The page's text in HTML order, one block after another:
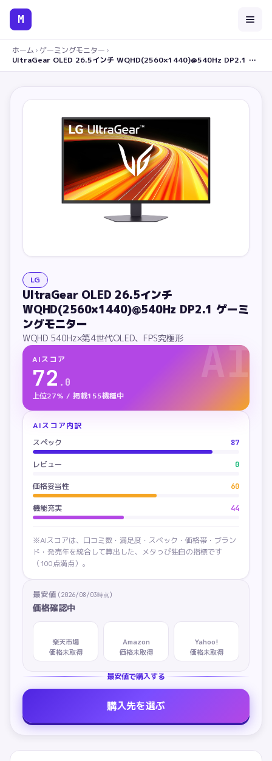
M
ホーム › ゲーミングモニター ›
UltraGear OLED 26.5インチ WQHD(2560×1440)@540Hz DP2.1 ゲーミングモニター
LG
UltraGear OLED 26.5インチ
WQHD(2560×1440)@540Hz DP2.1 ゲーミ
ングモニター
WQHD 540Hz×第4世代OLED、FPS究極形 AI
AIスコア
72 . 0
上位27% / 掲載155機種中
AIスコア内訳
スペック
87
レビュー 0
価格妥当性 60
機能充実 44
※AIスコアは、口コミ数・満足度・スペック・価格帯・ブラン
ド・発売年を統合して算出した、メタっぴ独自の指標です
（100点満点）。
最安値 (2026/08/03時点)
価格確認中
楽天市場
価格未取得
Amazon
価格未取得
Yahoo!
価格未取得
最安値で購入する
購入先を選ぶ